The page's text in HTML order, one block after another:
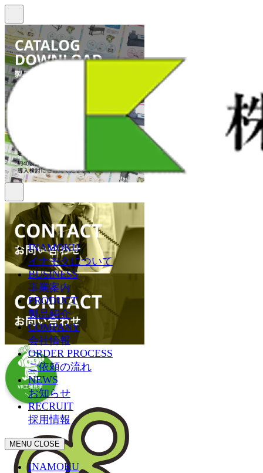
INAMOKU
イナモクについて
BUSINESS
事業案内
PRODUCT
製品紹介
COMPANY
会社情報
ORDER PROCESS
ご依頼の流れ
NEWS
お知らせ
RECRUIT
採用情報
MENU CLOSE
INAMOKU